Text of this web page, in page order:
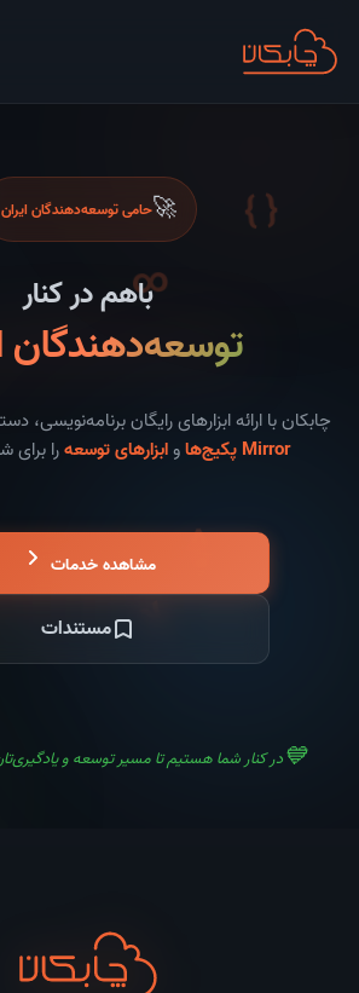
{ }
λ
∞
🚀حامی توسعه‌دهندگان ایران
باهم در کنار
توسعه‌دهندگان
چابکان با ارائه ابزارهای رایگان برنامه‌نویسی،
Mirror پکیج‌ها
وابزارهای توسعهرا برای
مشاهده خدمات
مستندات
💙در کنار شما هستیم تا مسیر توسعه و